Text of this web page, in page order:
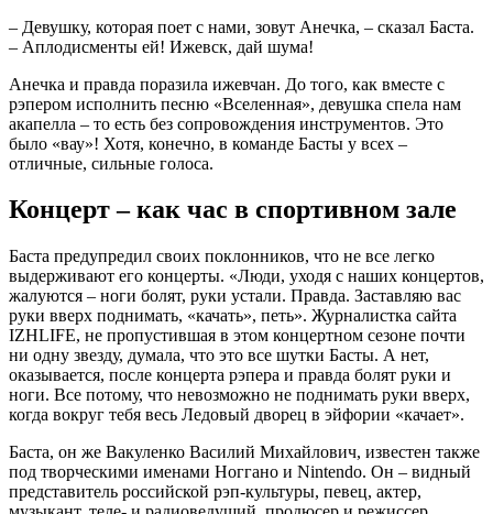
– Девушку, которая поет с нами, зовут Анечка, – сказал Баста.
– Аплодисменты ей! Ижевск, дай шума!
Анечка и правда поразила ижевчан. До того, как вместе с
рэпером исполнить песню «Вселенная», девушка спела нам
акапелла – то есть без сопровождения инструментов. Это
было «вау»! Хотя, конечно, в команде Басты у всех –
отличные, сильные голоса.
Концерт – как час в спортивном зале
Баста предупредил своих поклонников, что не все легко
выдерживают его концерты. «Люди, уходя с наших концертов,
жалуются – ноги болят, руки устали. Правда. Заставляю вас
руки вверх поднимать, «качать», петь». Журналистка сайта
IZHLIFE, не пропустившая в этом концертном сезоне почти
ни одну звезду, думала, что это все шутки Басты. А нет,
оказывается, после концерта рэпера и правда болят руки и
ноги. Все потому, что невозможно не поднимать руки вверх,
когда вокруг тебя весь Ледовый дворец в эйфории «качает».
Баста, он же Вакуленко Василий Михайлович, известен также
под творческими именами Ноггано и Nintendо. Он – видный
представитель российской рэп-культуры, певец, актер,